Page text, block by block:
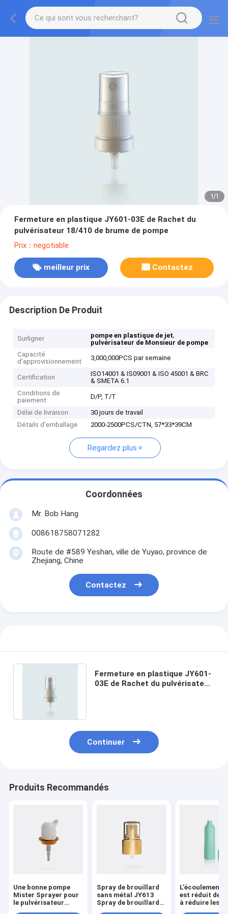
1/1
Fermeture en plastique JY601-03E de Rachet du
pulvérisateur 18/410 de brume de pompe
Prix：negotiable
meilleur prix Contactez
Description De Produit
Surligner pompe en plastique de jet,
pulvérisateur de Monsieur de pompe
Capacité
d'approvisionnement
3,000,000PCS par semaine
Certification
ISO14001 & IS09001 & ISO 45001 & BRC
& SMETA 6.1
Conditions de
paiement
D/P, T/T
Délai de livraison
30 jours de travail
Détails d'emballage
2000-2500PCS/CTN, 57*33*39CM
Regardez plus
Coordonnées
Mr. Bob Hang
008618758071282
Route de #589 Yeshan, ville de Yuyao, province de
Zhejiang, Chine
Contactez
Fermeture en plastique JY601-
03E de Rachet du pulvérisateur
Continuer
Produits Recommandés
Une bonne pompe
Mister Sprayer pour
le pulvérisateur
Spray de brouillard
sans métal JY613
Spray de brouillard
L'écoulement
est réduit de
à réduire les